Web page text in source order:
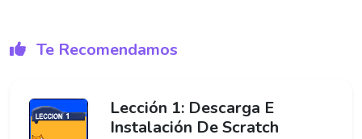
Te Recomendamos
Lección 1: Descarga E
Instalación De Scratch